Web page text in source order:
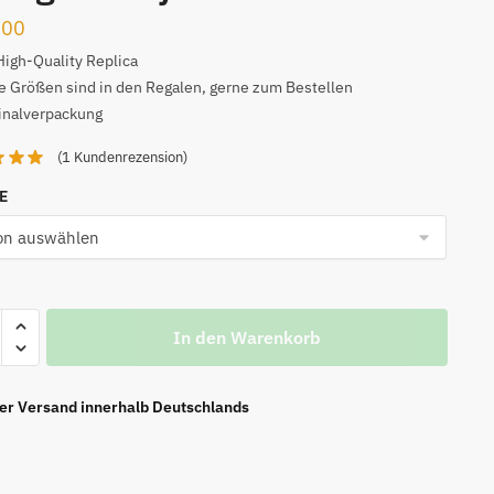
Quality Replica
Größen sind in den Regalen, gerne zum Bestellen
(1 Kundenrezension)
In den Warenkorb
Versand innerhalb Deutschlands